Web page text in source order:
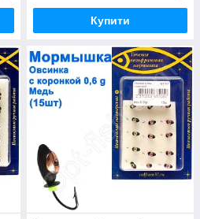
Купити